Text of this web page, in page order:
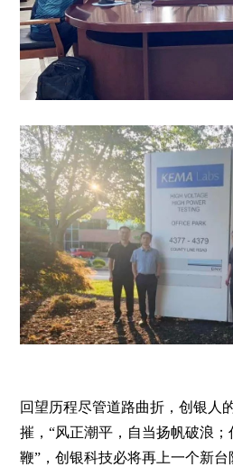
回望历程尽管道路曲折，创银人
摧， “风正潮平，自当扬帆破浪
鞭”，创银科技必将再上一个新台